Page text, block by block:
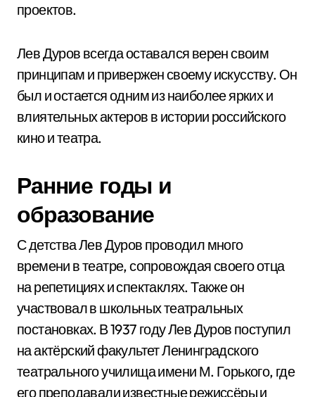
проектов.
Лев Дуров всегда оставался верен своим
принципам и привержен своему искусству. Он
был и остается одним из наиболее ярких и
влиятельных актеров в истории российского
кино и театра.
Ранние годы и
образование
С детства Лев Дуров проводил много
времени в театре, сопровождая своего отца
на репетициях и спектаклях. Также он
участвовал в школьных театральных
постановках. В 1937 году Лев Дуров поступил
на актёрский факультет Ленинградского
театрального училища имени М. Горького, где
его преподавали известные режиссёры и